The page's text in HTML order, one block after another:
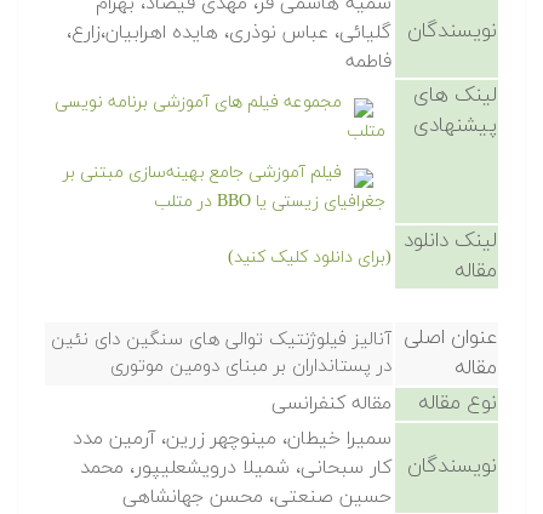
نویسندگان
گلیائی، عباس نوذری، هایده اهرابیان،زارع،
فاطمه
لینک های
پیشنهادی
مجموعه فیلم های آموزشی برنامه نویسی
متلب
فیلم آموزشی جامع بهینه‌سازی مبتنی بر
جغرافیای زیستی یا BBO در متلب
لینک دانلود
مقاله
(برای دانلود کلیک کنید)
عنوان اصلی
مقاله
آنالیز فیلوژنتیک توالی های سنگین دای نئین
در پستانداران بر مبنای دومین موتوری
نوع مقاله مقاله کنفرانسی
نویسندگان
سمیرا خیطان، مینوچهر زرین، آرمین مدد
کار سبحانی، شمیلا درویشعلیپور، محمد
حسین صنعتی، محسن جهانشاهی